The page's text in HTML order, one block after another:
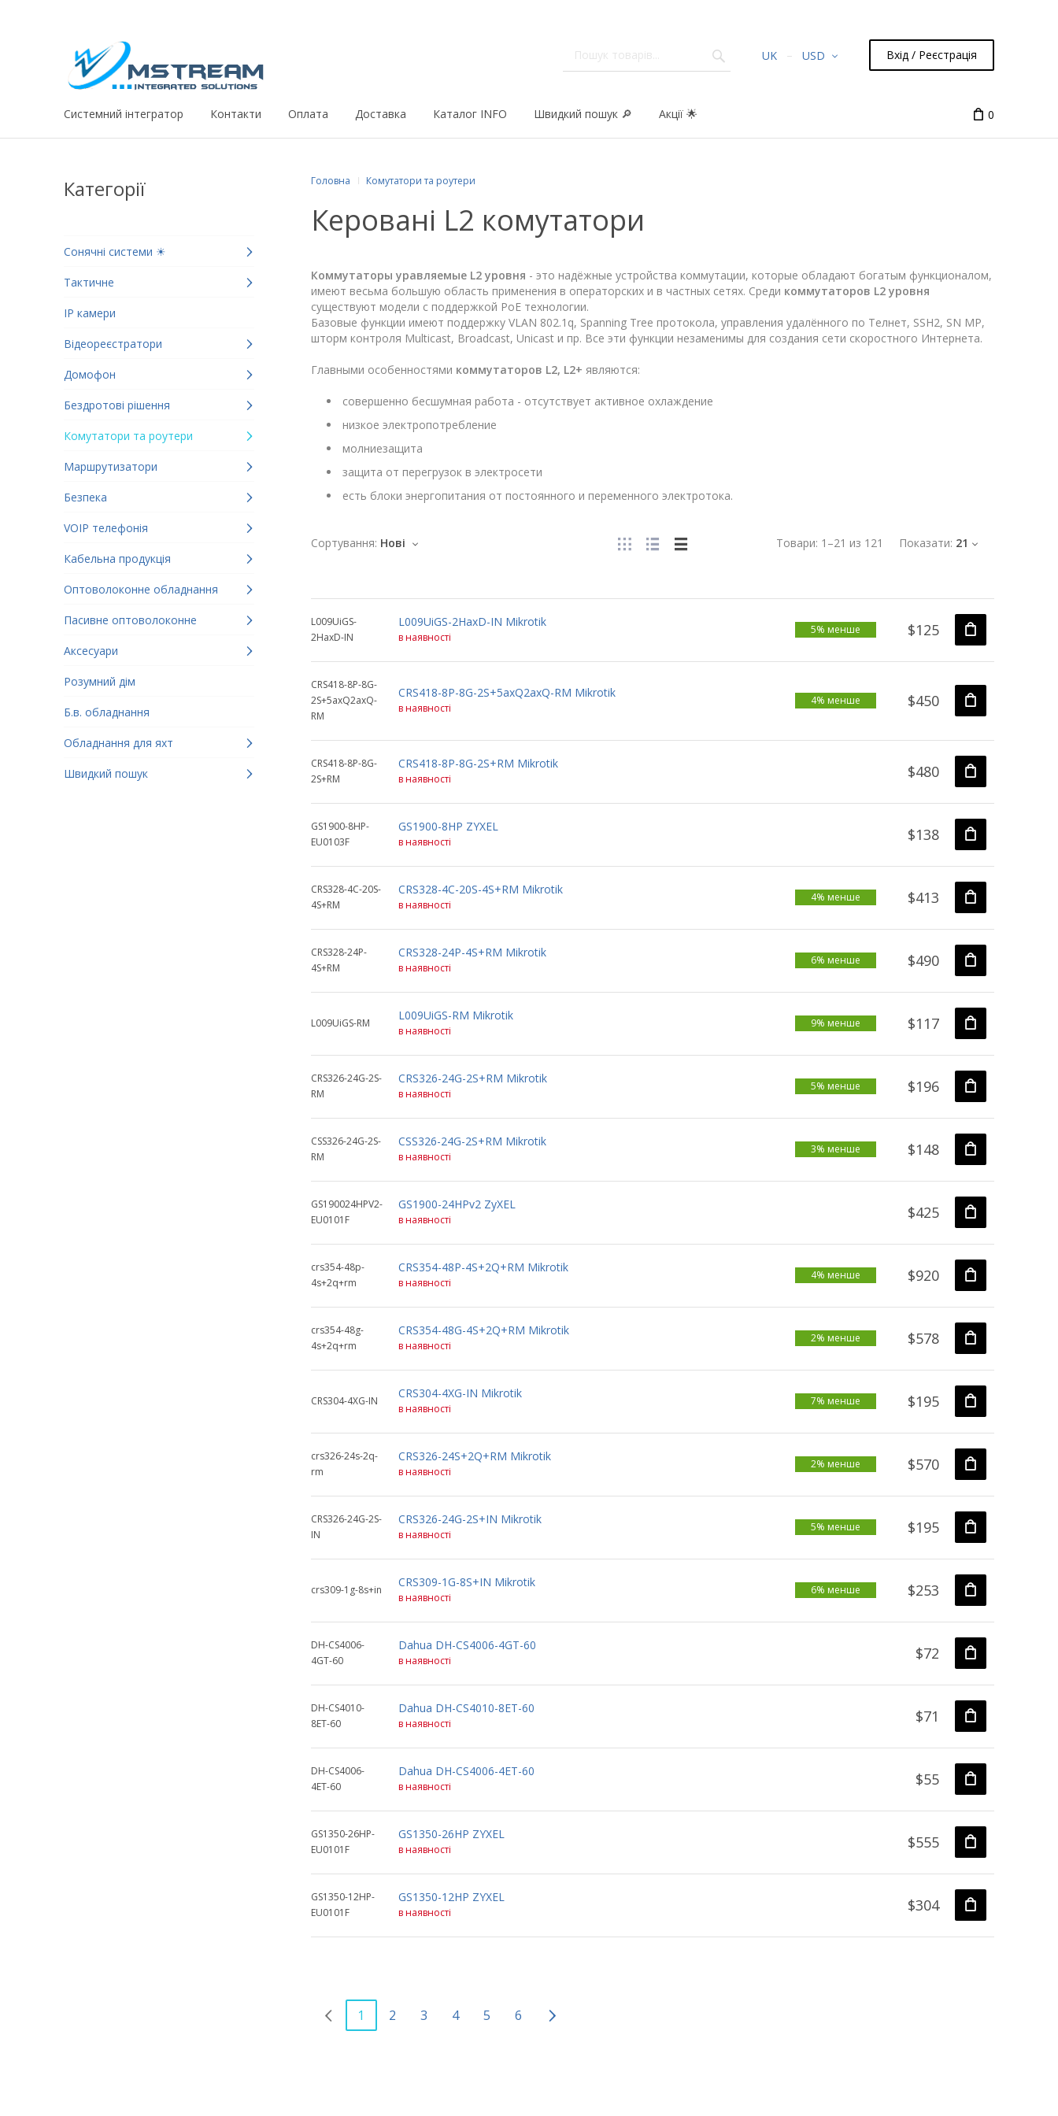
UK USD Вхід / Реєстрація
Системний iнтегратор Контакти Оплата Доставка Каталог INFO Швидкий пошук 🔎 Акції 🌟 0
Категорії
Сонячні системи ☀
Тактичне
IP камери
Відеореєстратори
Домофон
Бездротові рішення
Комутатори та роутери
Маршрутизатори
Безпека
VOIP телефонія
Кабельна продукція
Оптоволоконне обладнання
Пасивне оптоволоконне
Аксесуари
Розумний дім
Б.в. обладнання
Обладнання для яхт
Швидкий пошук
Головна Комутатори та роутери
Керовані L2 комутатори
Коммутаторы уравляемые L2 уровня - это надёжные устройства коммутации, которые обладают богатым функционалом,
имеют весьма большую область применения в операторских и в частных сетях. Среди коммутаторов L2 уровня
существуют модели с поддержкой PoE технологии.
Базовые функции имеют поддержку VLAN 802.1q, Spanning Tree протокола, управления удалённого по Teлнет, SSH2, SN MP,
шторм контроля Multicast, Broadcast, Unicast и пр. Все эти функции незаменимы для создания сети скоростного Интернета.
Главными особенностями коммутаторов L2, L2+ являются:
совершенно бесшумная работа - отсутствует активное охлаждение
низкое электропотребление
молниезащита
защита от перегрузок в электросети
есть блоки энергопитания от постоянного и переменного электротока.
Товари: 1 –21 из 121 Показати: 21
Сортування: Нові
L009UiGS-
2HaxD-IN
L009UiGS-2HaxD-IN Mikrotik
в наявності
5% менше $125
CRS418-8P-8G-
2S+5axQ2axQ-
RM
CRS418-8P-8G-2S+5axQ2axQ-RM Mikrotik
в наявності
4% менше $450
CRS418-8P-8G-
2S+RM
CRS418-8P-8G-2S+RM Mikrotik
в наявності $480
GS1900-8HP-
EU0103F
GS1900-8HP ZYXEL
в наявності $138
CRS328-4C-20S-
4S+RM
CRS328-4C-20S-4S+RM Mikrotik
в наявності
4% менше $413
CRS328-24P-
4S+RM
CRS328-24P-4S+RM Mikrotik
в наявності
6% менше $490
L009UiGS-RM
L009UiGS-RM Mikrotik
в наявності
9% менше $117
CRS326-24G-2S-
RM
CRS326-24G-2S+RM Mikrotik
в наявності
5% менше $196
CSS326-24G-2S-
RM
CSS326-24G-2S+RM Mikrotik
в наявності
3% менше $148
GS190024HPV2-
EU0101F
GS1900-24HPv2 ZyXEL
в наявності $425
crs354-48p-
4s+2q+rm
CRS354-48P-4S+2Q+RM Mikrotik
в наявності
4% менше $920
crs354-48g-
4s+2q+rm
CRS354-48G-4S+2Q+RM Mikrotik
в наявності
2% менше $578
CRS304-4XG-IN
CRS304-4XG-IN Mikrotik
в наявності
7% менше $195
crs326-24s-2q-
rm
CRS326-24S+2Q+RM Mikrotik
в наявності
2% менше $570
CRS326-24G-2S-
IN
CRS326-24G-2S+IN Mikrotik
в наявності
5% менше $195
crs309-1g-8s+in
CRS309-1G-8S+IN Mikrotik
в наявності
6% менше $253
DH-CS4006-
4GT-60
Dahua DH-CS4006-4GT-60
в наявності $72
DH-CS4010-
8ET-60
Dahua DH-CS4010-8ET-60
в наявності $71
DH-CS4006-
4ET-60
Dahua DH-CS4006-4ET-60
в наявності $55
GS1350-26HP-
EU0101F
GS1350-26HP ZYXEL
в наявності $555
GS1350-12HP-
EU0101F
GS1350-12HP ZYXEL
в наявності $304
1 2 3 4 5 6